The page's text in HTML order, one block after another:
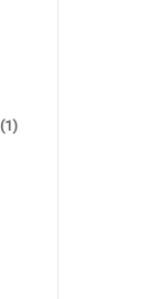
(1)